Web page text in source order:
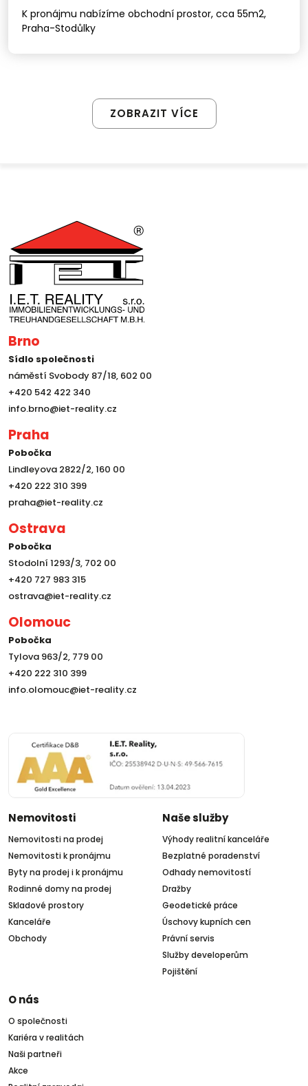
K pronájmu nabízíme obchodní prostor, cca 55m2,
Praha-Stodůlky
ZOBRAZIT VÍCE
Brno
Sídlo společnosti
náměstí Svobody 87/18, 602 00
+420 542 422 340
info.brno@iet-reality.cz
Praha
Pobočka
Lindleyova 2822/2, 160 00
+420 222 310 399
praha@iet-reality.cz
Ostrava
Pobočka
Stodolní 1293/3, 702 00
+420 727 983 315
ostrava@iet-reality.cz
Olomouc
Pobočka
Tylova 963/2, 779 00
+420 222 310 399
info.olomouc@iet-reality.cz
Nemovitosti
Nemovitosti na prodej
Nemovitosti k pronájmu
Byty na prodej i k pronájmu
Rodinné domy na prodej
Skladové prostory
Kanceláře
Obchody
Naše služby
Výhody realitní kanceláře
Bezplatné poradenství
Odhady nemovitostí
Dražby
Geodetické práce
Úschovy kupních cen
Právní servis
Služby developerům
Pojištění
O nás
O společnosti
Kariéra v realitách
Naši partneři
Akce